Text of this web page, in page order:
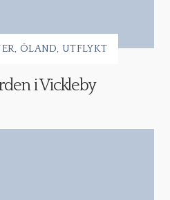
ÖLAND UTFLYKT
i Vickleby